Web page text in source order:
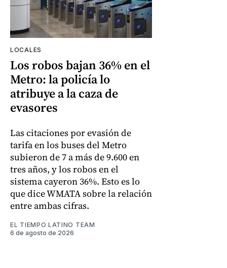
LOCALES
Los robos bajan 36% en el
Metro: la policía lo
atribuye a la caza de
evasores
Las citaciones por evasión de
tarifa en los buses del Metro
subieron de 7 a más de 9.600 en
tres años, y los robos en el
sistema cayeron 36%. Esto es lo
que dice WMATA sobre la relación
entre ambas cifras.
EL TIEMPO LATINO TEAM
6 de agosto de 2026